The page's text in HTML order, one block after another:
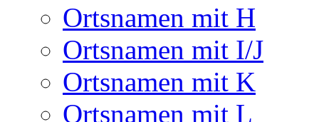
Ortsnamen mit H
Ortsnamen mit I/J
Ortsnamen mit K
Ortsnamen mit L